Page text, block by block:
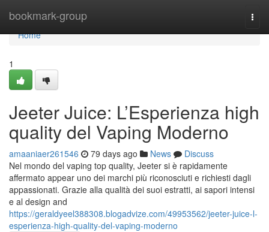
bookmark-group
Home
Home
1
Jeeter Juice: L’Esperienza high
quality del Vaping Moderno
amaaniaer261546 79 days ago News
Discuss
Nel mondo del vaping top quality, Jeeter si è rapidamente
affermato appear uno dei marchi più riconosciuti e richiesti dagli
appassionati. Grazie alla qualità dei suoi estratti, ai sapori intensi
e al design and
https://geraldyeel388308.blogadvize.com/49953562/jeeter-juice-l-
esperienza-high-quality-del-vaping-moderno